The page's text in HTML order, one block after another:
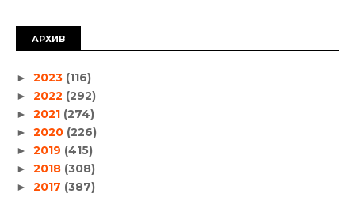
АРХИВ
► 2023 (116)
► 2022 (292)
► 2021 (274)
► 2020 (226)
► 2019 (415)
► 2018 (308)
► 2017 (387)